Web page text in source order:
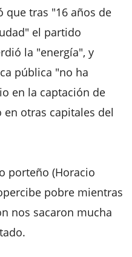
que tras "16 años de
el partido
la "energía", y
pública "no ha
en la captación de
otras capitales del
porteño (Horacio
pobre mientras
nos sacaron mucha